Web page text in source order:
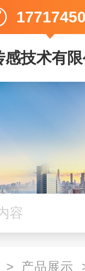
感技术有
> 产品展示